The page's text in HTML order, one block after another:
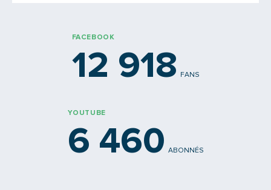
FACEBOOK
12 918 FANS
YOUTUBE
6 460 ABONNÉS